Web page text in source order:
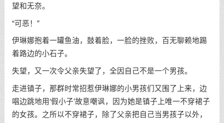
望和无奈。
“可恶！”
伊琳娜抱着一罐鱼油，鼓着脸，一脸的挫败，百无聊赖地踢
着路边的小石子。
失望，又一次令父亲失望了，全因自己不是一个男孩。
走进镇子，那群时常招惹伊琳娜的小男孩们又围了上来，边
唱边跳地用‘假小子’故意嘲讽，因为她是镇子上唯一不穿裙子
的女孩。之所以不穿裙子，除了父亲把自己当男孩子以外，